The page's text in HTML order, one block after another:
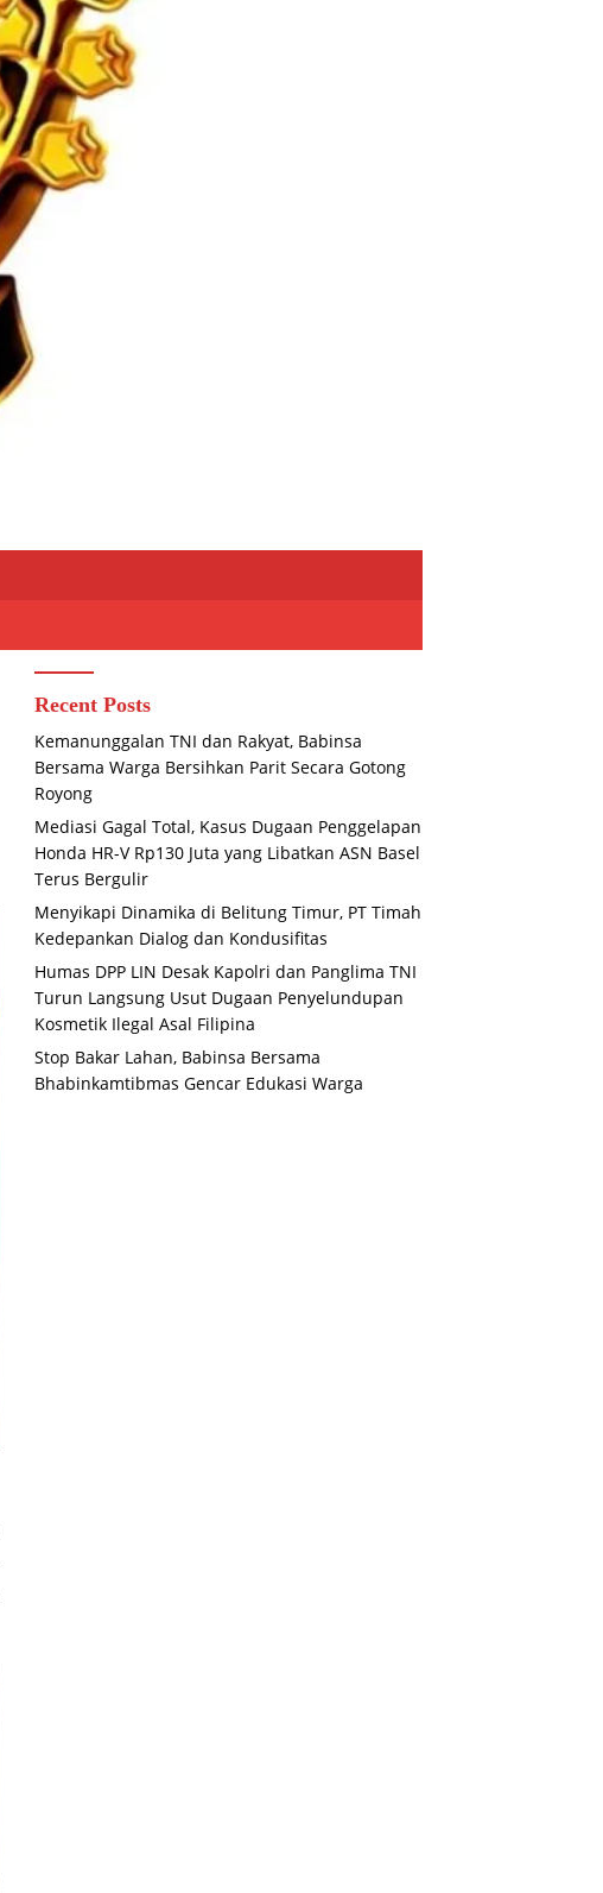
Recent Posts
Kemanunggalan TNI dan Rakyat, Babinsa
Bersama Warga Bersihkan Parit Secara Gotong
Royong
Mediasi Gagal Total, Kasus Dugaan Penggelapan
Honda HR-V Rp130 Juta yang Libatkan ASN Basel
Terus Bergulir
Menyikapi Dinamika di Belitung Timur, PT Timah
Kedepankan Dialog dan Kondusifitas
Humas DPP LIN Desak Kapolri dan Panglima TNI
Turun Langsung Usut Dugaan Penyelundupan
Kosmetik Ilegal Asal Filipina
Stop Bakar Lahan, Babinsa Bersama
Bhabinkamtibmas Gencar Edukasi Warga